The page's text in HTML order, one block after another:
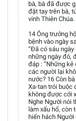
bà, bà đã được
đặt tay trên bà,
vinh Thiên Chúa.
14 Ông trưởng
bệnh vào ngày
“Đã có sáu
những ngày đó,
đáp : “Những
các người lại
nước? 16 Còn
Xa-tan trói buộc
không được cởi
Nghe Người nói
làm xấu hổ, còn
hiển hách